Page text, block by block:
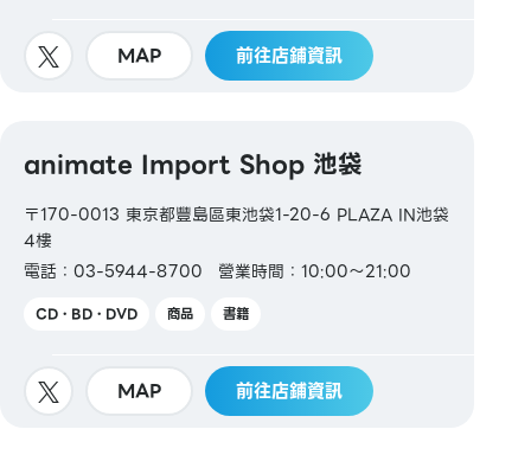
MAP 前往店鋪資訊
animate Import Shop 池袋
〒170-0013 東京都豐島區東池袋1-20-6 PLAZA IN池袋
4樓
電話：03-5944-8700
營業時間：10:00～21:00
CD・BD・DVD 商品 書籍
MAP 前往店鋪資訊